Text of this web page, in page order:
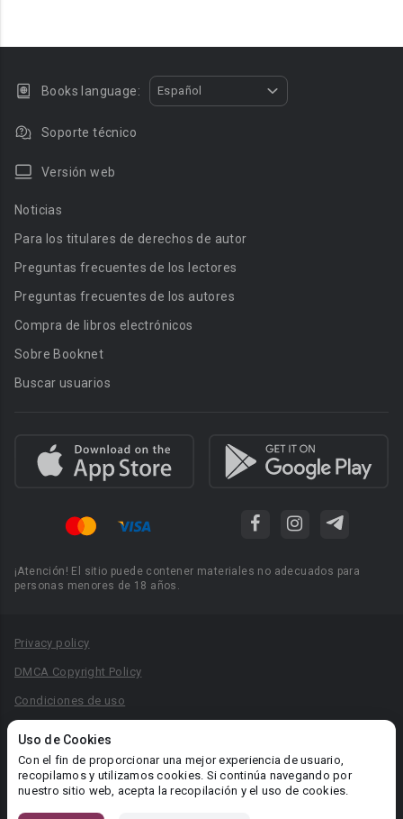
Uso de Cookies
Con el fin de proporcionar una mejor experiencia de usuario,
recopilamos y utilizamos cookies. Si continúa navegando por
nuestro sitio web, acepta la recopilación y el uso de cookies.
Books language: Español
Soporte técnico
Versión web
Noticias
Para los titulares de derechos de autor
Preguntas frecuentes de los lectores
Preguntas frecuentes de los autores
Compra de libros electrónicos
Sobre Booknet
Buscar usuarios
¡Atención! El sitio puede contener materiales no adecuados para
personas menores de 18 años.
Privacy policy
DMCA Copyright Policy
Condiciones de uso
Reglas para la publicación de libros
Área RR.PP.: pr@booknet.com